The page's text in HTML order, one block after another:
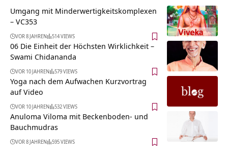
Umgang mit Minderwertigkeitskomplexen
– VC353
VOR 8 JAHREN 514 VIEWS
06 Die Einheit der Höchsten Wirklichkeit –
Swami Chidananda
VOR 10 JAHREN 579 VIEWS
Yoga nach dem Aufwachen Kurzvortrag
auf Video
VOR 10 JAHREN 532 VIEWS
Anuloma Viloma mit Beckenboden- und
Bauchmudras
VOR 8 JAHREN 595 VIEWS